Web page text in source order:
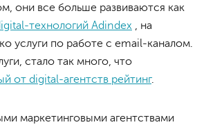
они все больше развиваются как
технологий Adindex , на
услуги по работе с email-каналом.
стало так много, что
от digital-агентств рейтинг.
маркетинговыми агентствами